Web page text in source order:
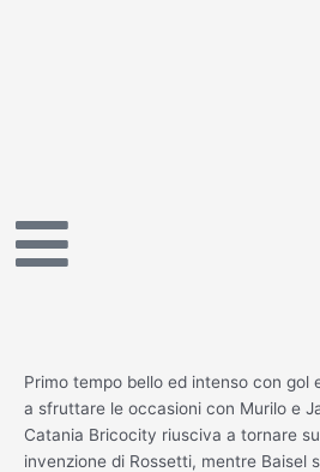
Primo tempo bello ed intenso con gol
a sfruttare le occasioni con Murilo e
Catania Bricocity riusciva a tornare
invenzione di Rossetti, mentre Baisel